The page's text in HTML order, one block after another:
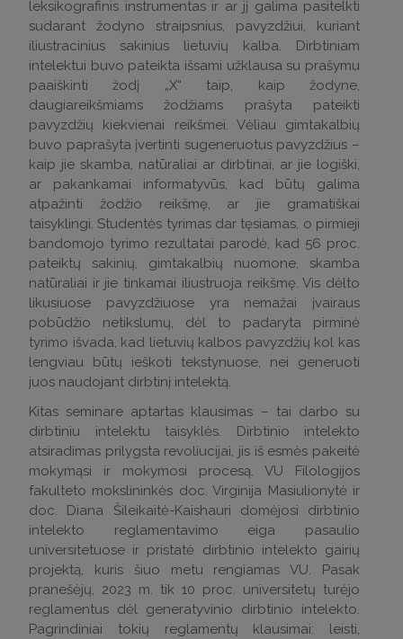
leksikografinis instrumentas ir ar jį galima pasitelkti
sudarant žodyno straipsnius, pavyzdžiui, kuriant
iliustracinius sakinius lietuvių kalba. Dirbtiniam
intelektui buvo pateikta išsami užklausa su prašymu
paaiškinti žodį „X“ taip, kaip žodyne,
daugiareikšmiams žodžiams prašyta pateikti
pavyzdžių kiekvienai reikšmei. Vėliau gimtakalbių
buvo paprašyta įvertinti sugeneruotus pavyzdžius –
kaip jie skamba, natūraliai ar dirbtinai, ar jie logiški,
ar pakankamai informatyvūs, kad būtų galima
atpažinti žodžio reikšmę, ar jie gramatiškai
taisyklingi. Studentės tyrimas dar tęsiamas, o pirmieji
bandomojo tyrimo rezultatai parodė, kad 56 proc.
pateiktų sakinių, gimtakalbių nuomone, skamba
natūraliai ir jie tinkamai iliustruoja reikšmę. Vis dėlto
likusiuose pavyzdžiuose yra nemažai įvairaus
pobūdžio netikslumų, dėl to padaryta pirminė
tyrimo išvada, kad lietuvių kalbos pavyzdžių kol kas
lengviau būtų ieškoti tekstynuose, nei generuoti
juos naudojant dirbtinį intelektą.
Kitas seminare aptartas klausimas – tai darbo su
dirbtiniu intelektu taisyklės. Dirbtinio intelekto
atsiradimas prilygsta revoliucijai, jis iš esmės pakeitė
mokymąsi ir mokymosi procesą. VU Filologijos
fakulteto mokslininkės doc. Virginija Masiulionytė ir
doc. Diana Šileikaitė-Kaishauri domėjosi dirbtinio
intelekto reglamentavimo eiga pasaulio
universitetuose ir pristatė dirbtinio intelekto gairių
projektą, kuris šiuo metu rengiamas VU. Pasak
pranešėjų, 2023 m. tik 10 proc. universitetų turėjo
reglamentus dėl generatyvinio dirbtinio intelekto.
Pagrindiniai tokių reglamentų klausimai: leisti,